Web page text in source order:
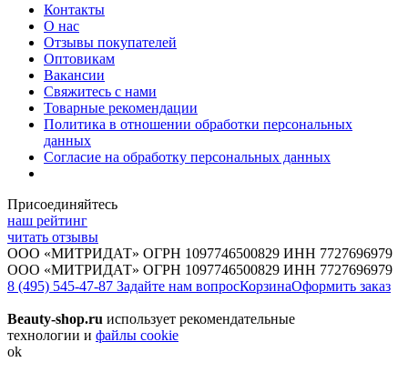
Контакты
О нас
Отзывы покупателей
Оптовикам
Вакансии
Свяжитесь с нами
Товарные рекомендации
Политика в отношении обработки персональных
данных
Согласие на обработку персональных данных
Присоединяйтесь
наш рейтинг
читать отзывы
ООО «МИТРИДАТ» ОГРН 1097746500829 ИНН 7727696979
ООО «МИТРИДАТ» ОГРН 1097746500829 ИНН 7727696979
8 (495) 545-47-87 Задайте нам вопросКорзинаОформить заказ
Beauty-shop.ru использует рекомендательные
технологии и файлы cookie
ok